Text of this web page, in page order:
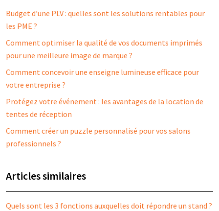
Budget d’une PLV : quelles sont les solutions rentables pour
les PME ?
Comment optimiser la qualité de vos documents imprimés
pour une meilleure image de marque ?
Comment concevoir une enseigne lumineuse efficace pour
votre entreprise ?
Protégez votre événement : les avantages de la location de
tentes de réception
Comment créer un puzzle personnalisé pour vos salons
professionnels ?
Articles similaires
Quels sont les 3 fonctions auxquelles doit répondre un stand ?